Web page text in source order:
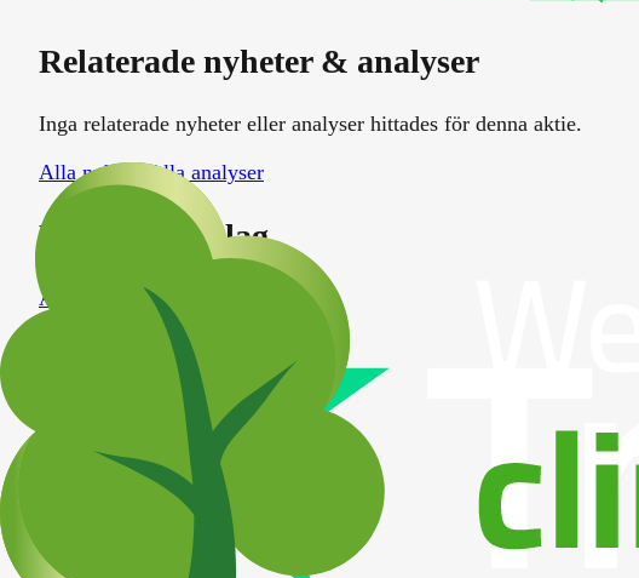
Relaterade nyheter & analyser
Inga relaterade nyheter eller analyser hittades för denna aktie.
Alla nyheter
Alla analyser
Liknande bolag
ABB
Atlas Copco B
VOLV-A